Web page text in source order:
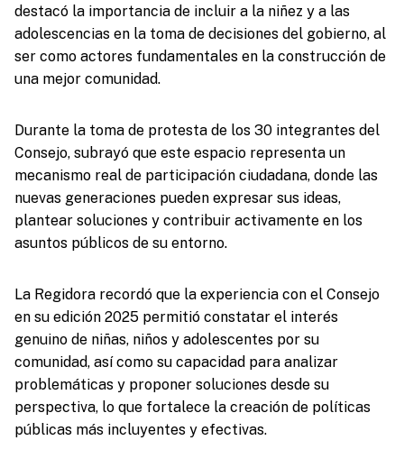
destacó la importancia de incluir a la niñez y a las
adolescencias en la toma de decisiones del gobierno, al
ser como actores fundamentales en la construcción de
una mejor comunidad.
Durante la toma de protesta de los 30 integrantes del
Consejo, subrayó que este espacio representa un
mecanismo real de participación ciudadana, donde las
nuevas generaciones pueden expresar sus ideas,
plantear soluciones y contribuir activamente en los
asuntos públicos de su entorno.
La Regidora recordó que la experiencia con el Consejo
en su edición 2025 permitió constatar el interés
genuino de niñas, niños y adolescentes por su
comunidad, así como su capacidad para analizar
problemáticas y proponer soluciones desde su
perspectiva, lo que fortalece la creación de políticas
públicas más incluyentes y efectivas.